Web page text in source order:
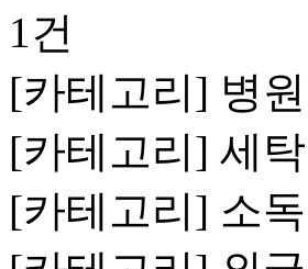
1건
[카테고리] 병
[카테고리] 세
[카테고리] 소